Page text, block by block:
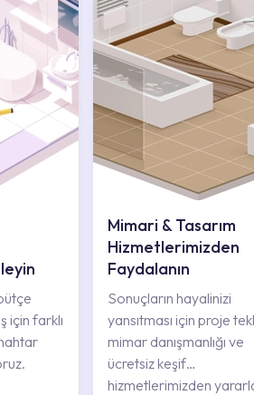
için farklı
Mimari & Tasarım
Hizmetlerimizden
Faydalanın
Sonuçların hayalinizi
yansıtması için proje
mimar danışmanlığı ve
ücretsiz keşif
hizmetlerimizden